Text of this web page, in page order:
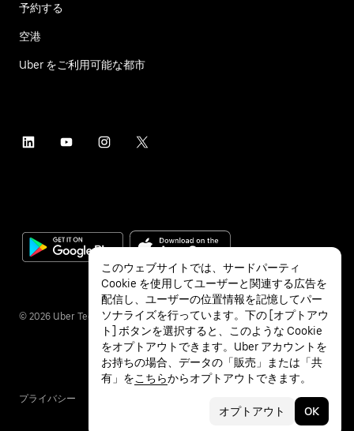
予約する
空港
Uber をご利用可能な都市
© 2026 Uber Technologies Inc.
プライバシー
このウェブサイトでは、サードパーティ
Cookie を使用してユーザーと関連する広告を
配信し、ユーザーの位置情報を記憶してパー
ソナライズを行っています。下の [オプトアウ
ト] ボタンを選択すると、このような Cookie
をオプトアウトできます。Uber アカウントを
お持ちの場合、データの「販売」または「共
有」をこちらからオプトアウトできます。
オプトアウト OK